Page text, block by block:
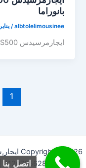
بانوراما
albtolelimousinee
/يناير 13, 2019
ايجارمرسيدس S500 -تاجير سيارات مرسيدس بانوراما
1
للحجز01207056289 | Powered by
اتصل بنا